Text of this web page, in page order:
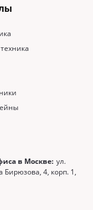
в Москве: ул.
4, корп. 1,